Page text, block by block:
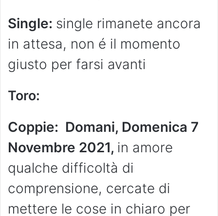
Single: single rimanete ancora
in attesa, non é il momento
giusto per farsi avanti
Toro:
Coppie: Domani, Domenica 7
Novembre 2021, in amore
qualche difficoltà di
comprensione, cercate di
mettere le cose in chiaro per